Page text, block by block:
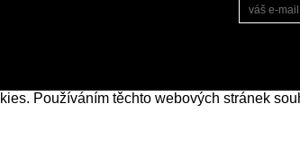
Používáním těchto webových stránek